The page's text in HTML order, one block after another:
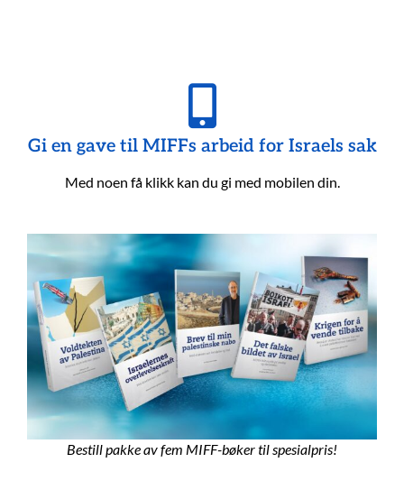
Gi en gave til MIFFs arbeid for Israels sak
Med noen få klikk kan du gi med mobilen din.
Bestill pakke av fem MIFF-bøker til spesialpris!